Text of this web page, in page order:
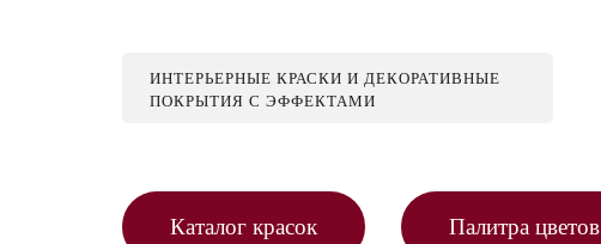
ИНТЕРЬЕРНЫЕ КРАСКИ И ДЕКОРАТИВНЫЕ
ПОКРЫТИЯ С ЭФФЕКТАМИ
Каталог красок Палитра цветов